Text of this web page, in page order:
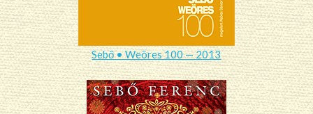
Sebő • Weöres 100 — 2013